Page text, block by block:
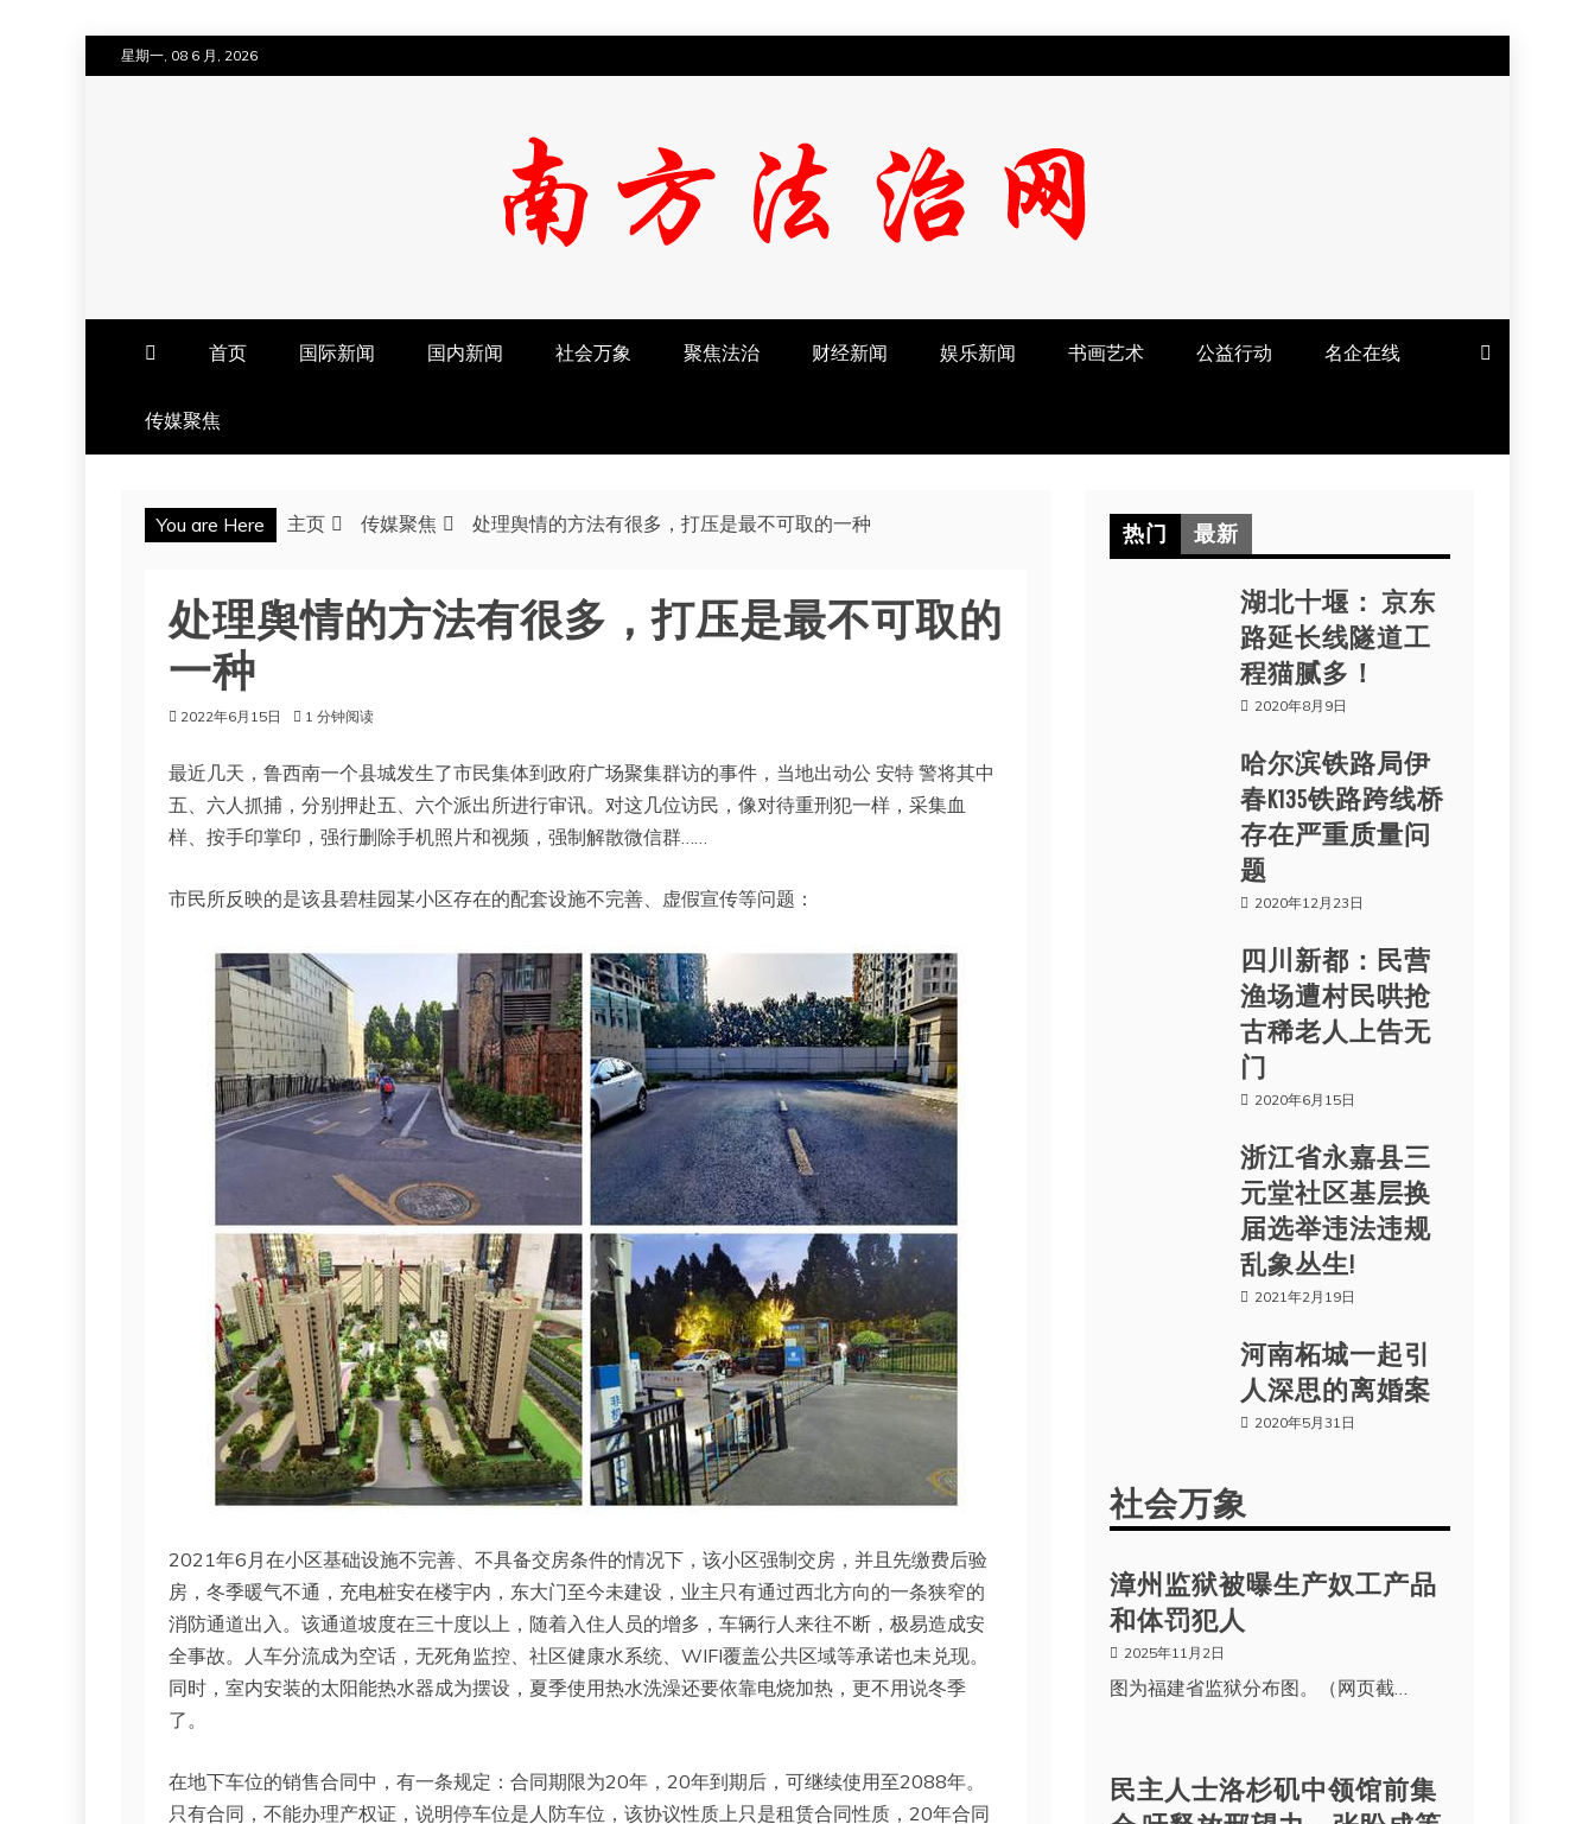
至
星期一, 08 6 月, 2026
首页 国际新闻 国内新闻 社会万象 聚焦法治 财经新闻 娱乐新闻 书画艺术 公益行动 名企在线
传媒聚焦
You are Here 主页 传媒聚焦 处理舆情的方法有很多，打压是最不可取的一种
处理舆情的方法有很多，打压是最不可取的
一种
2022年6月15日 1 分钟阅读
最近几天，鲁西南一个县城发生了市民集体到政府广场聚集群访的事件，当地出动公 安特 警将其中
五、六人抓捕，分别押赴五、六个派出所进行审讯。对这几位访民，像对待重刑犯一样，采集血
样、按手印掌印，强行删除手机照片和视频，强制解散微信群……
市民所反映的是该县碧桂园某小区存在的配套设施不完善、虚假宣传等问题：
2021年6月在小区基础设施不完善、不具备交房条件的情况下，该小区强制交房，并且先缴费后验
房，冬季暖气不通，充电桩安在楼宇内，东大门至今未建设，业主只有通过西北方向的一条狭窄的
消防通道出入。该通道坡度在三十度以上，随着入住人员的增多，车辆行人来往不断，极易造成安
全事故。人车分流成为空话，无死角监控、社区健康水系统、WIFI覆盖公共区域等承诺也未兑现。
同时，室内安装的太阳能热水器成为摆设，夏季使用热水洗澡还要依靠电烧加热，更不用说冬季
了。
在地下车位的销售合同中，有一条规定：合同期限为20年，20年到期后，可继续使用至2088年。
只有合同，不能办理产权证，说明停车位是人防车位，该协议性质上只是租赁合同性质，20年合同
热门 最新
湖北十堰： 京东
路延长线隧道工
程猫腻多！
2020年8月9日
哈尔滨铁路局伊
春K135铁路跨线桥
存在严重质量问
题
2020年12月23日
四川新都：民营
渔场遭村民哄抢
古稀老人上告无
门
2020年6月15日
浙江省永嘉县三
元堂社区基层换
届选举违法违规
乱象丛生!
2021年2月19日
河南柘城一起引
人深思的离婚案
2020年5月31日
社会万象
漳州监狱被曝生产奴工产品
和体罚犯人
2025年11月2日
图为福建省监狱分布图。（网页截…
民主人士洛杉矶中领馆前集